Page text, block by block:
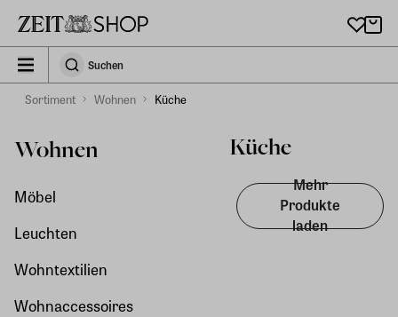
zeit_storefront.components.search.collapsed
SuchenSuchen
Sortiment Wohnen Küche
Wohnen
Möbel
Leuchten
Wohntextilien
Wohnaccessoires
Küche
Mehr
Produkte
laden